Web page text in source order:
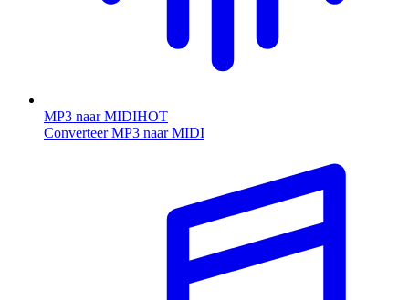
MP3 naar MIDIHOT
Converteer MP3 naar MIDI